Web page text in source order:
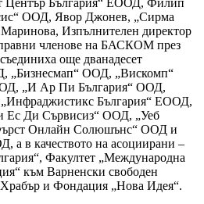
ООД, Явор Джонев, „Сирма
Изпълнителен директор
членове на БАСКОМ през
още дванадесет
„Бизнесмап“ ООД, „Вискомп“
„И Ар Пи България“ ООД,
България“ ЕООД,
Ес Ди Сървисиз“ ООД, „Уеб
Онлайн Солюшънс“ ООД и
в качеството на асоциирани –
Факултет „Международна
към Варненски свободен
Храбър и Фондация „Нова Идея“.